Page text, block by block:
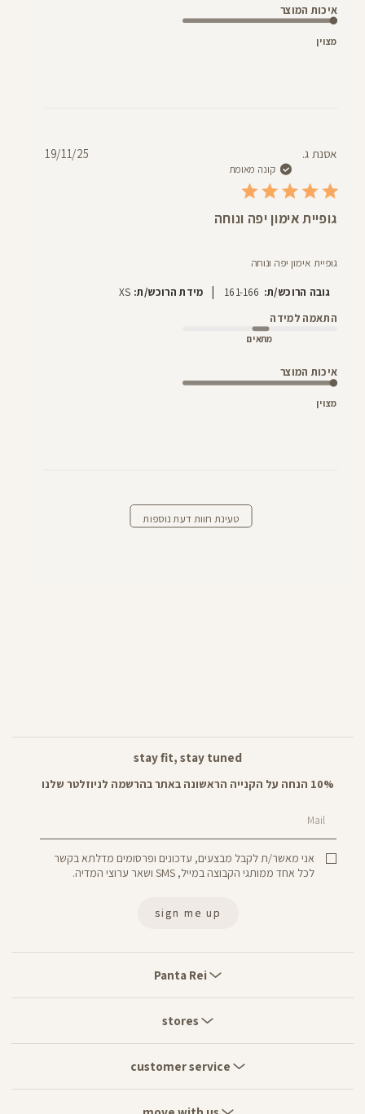
איכות המוצר
מצוין
אסנת ג.
קונה מאומת
גופיית אימון יפה ונוחה
גופיית אימון יפה ונוחה
גובה הרוכש/ת: 161-166 מידת הרוכש/ת: XS
התאמה למידה
מתאים
איכות המוצר
מצוין
תאריך19/11/25
טעינת חוות דעת נוספות
Rei
Panta Rei
stores
with
service
customer service
stay fit, stay tuned
10% הנחה על הקנייה הראשונה באתר בהרשמה לניוזלטר שלנו
Mail
אני מאשר/ת לקבל מבצעים, עדכונים ופרסומים מדלתא בקשר
לכל אחד ממותגי הקבוצה במייל, SMS ושאר ערוצי המדיה.
sign me up